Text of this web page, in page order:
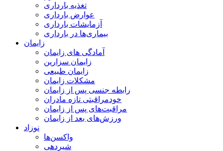
تغذیه بارداری
عوارض بارداری
آزمایشات بارداری
بیماری‌ها در بارداری
زایمان
آمادگی های زایمان
زایمان سزارین
زایمان طبیعی
مشکلات زایمان
رابطه جنسی پس از زایمان
خودمراقبتی تازه مادران
مراقبت‌های پس از زایمان
ورزش‌های بعد از زایمان
نوزاد
واکسن‌ها
شیردهی